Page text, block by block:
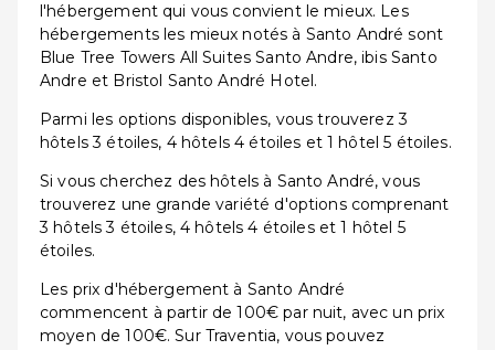
l'hébergement qui vous convient le mieux. Les
hébergements les mieux notés à Santo André sont
Blue Tree Towers All Suites Santo Andre, ibis Santo
Andre et Bristol Santo André Hotel.
Parmi les options disponibles, vous trouverez 3
hôtels 3 étoiles, 4 hôtels 4 étoiles et 1 hôtel 5 étoiles.
Si vous cherchez des hôtels à Santo André, vous
trouverez une grande variété d'options comprenant
3 hôtels 3 étoiles, 4 hôtels 4 étoiles et 1 hôtel 5
étoiles.
Les prix d'hébergement à Santo André
commencent à partir de 100€ par nuit, avec un prix
moyen de 100€. Sur Traventia, vous pouvez